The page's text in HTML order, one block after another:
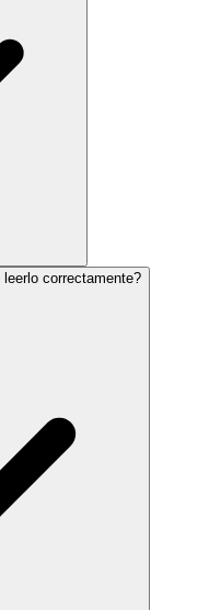
correctamente?